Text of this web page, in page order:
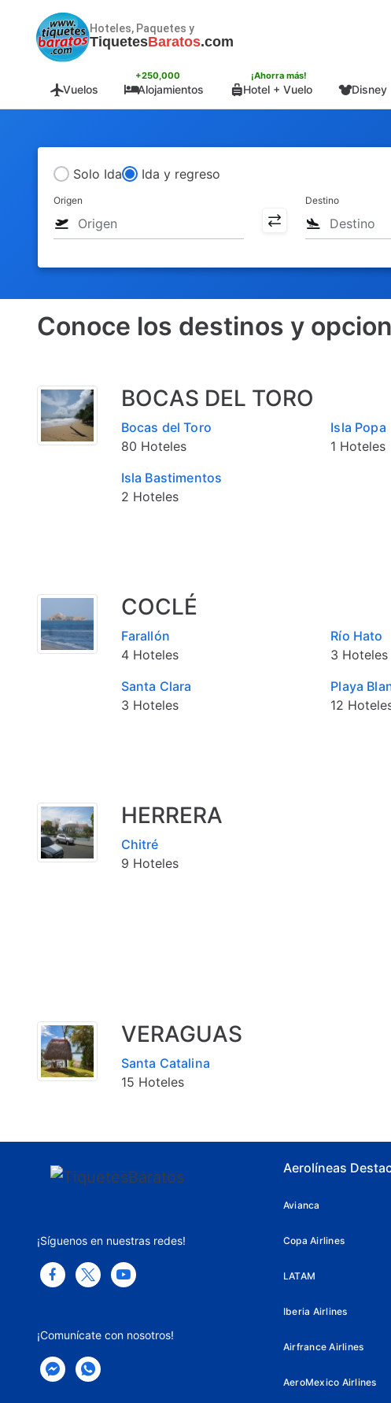
Hoteles, Paquetes y
TiquetesBaratos.com
Vuelos
+250,000
Alojamientos
¡Ahorra más!
Hotel + Vuelo Disney
Solo Ida Ida y regreso
Origen Destino
Conoce los destinos y
BOCAS DEL TORO
Bocas del Toro
80 Hoteles
Isla Popa
1 Hoteles
Isla Bastimentos
2 Hoteles
COCLÉ
Farallón
4 Hoteles
Río Hato
3 Hoteles
Santa Clara
3 Hoteles
Playa
12
HERRERA
Chitré
9 Hoteles
VERAGUAS
Santa Catalina
15 Hoteles
¡Síguenos en nuestras redes!
¡Comunícate con nosotros!
Aerolíneas
Avianca
Copa Airlines
LATAM
Iberia Airlines
Airfrance Airlines
AeroMexico Airlines